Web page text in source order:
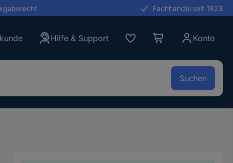
Fachhandel seit 1923
Hilfe & Support Konto
Suchen